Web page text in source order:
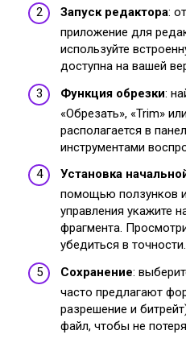
Запуск редактора:
приложение для
используйте
доступна на вашей
Функция обрезки:
«Обрезать», «Trim»
располагается в
инструментами
Установка
помощью ползунков
управления укажите
фрагмента.
убедиться в точности.
Сохранение:
часто предлагают
разрешение и
файл, чтобы не